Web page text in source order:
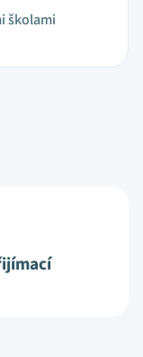
školami